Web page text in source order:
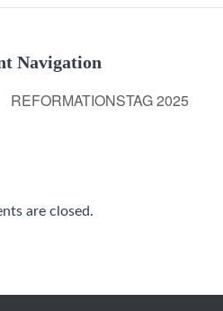
Navigation
REFORMATIONSTAG 2025
are closed.